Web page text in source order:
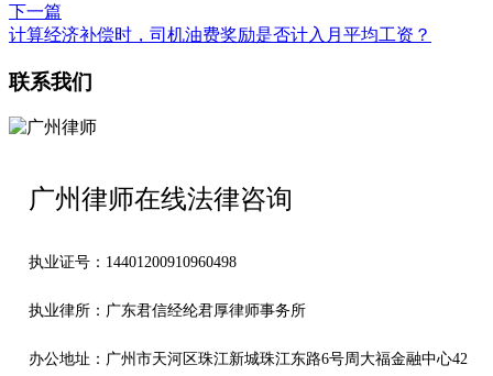
下一篇
计算经济补偿时，司机油费奖励是否计入月平均工资？
联系我们
广州律师在线法律咨询
执业证号：14401200910960498
执业律所：广东君信经纶君厚律师事务所
办公地址： 广州市天河区珠江新城珠江东路6号周大福金融中心42